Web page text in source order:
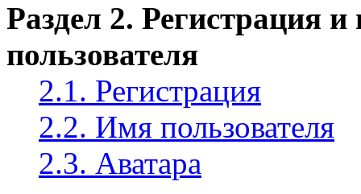
Раздел 2. Регистрация
пользователя
2.1. Регистрация
2.2. Имя пользователя
2.3. Аватара